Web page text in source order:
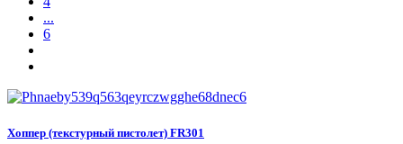
...
6
Хоппер (текстурный пистолет) FR301